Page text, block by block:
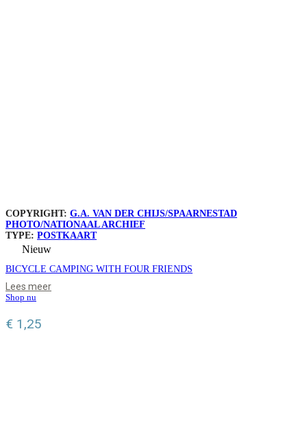
Nieuw
COPYRIGHT: G.A. VAN DER CHIJS/SPAARNESTAD
PHOTO/NATIONAAL ARCHIEF
TYPE: POSTKAART
BICYCLE CAMPING WITH FOUR FRIENDS
Lees meer
Shop nu
€ 1,25